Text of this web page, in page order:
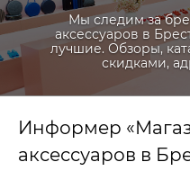
Мы следим за
аксессуаров в
лучшие. Обзоры,
скидками,
Информер
аксессуаров в